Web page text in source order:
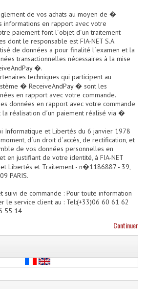
Système De Conférence
Système Visite Guidée
Sonorisation Securité EN-54
Boucle Magnétique
Structures, Pieds, Ponts...
AG29 Structure Contest
DECO22Q Structure Contest
DECOTRI Structure Contest
DUO Structure Contest
Angles Structure Duo290
Structure QUATRO290
de vos achats au moyen de �
informations en rapport avec votre
paiement font l´objet d´un traitement
dont le responsable est FIA-NET S.A.
de données a pour finalité l´examen et la
transactionnelles nécessaires à la mise
�.
techniques qui participent au
� ReceiveAndPay � sont les
en rapport avec votre commande.
données en rapport avec votre commande
la réalisation d´un paiement réalisé via �
Informatique et Libertés du 6 janvier 1978
d´un droit d´accès, de rectification, et
de vos données personnelles en
en justifiant de votre identité, à FIA-NET
Libertés et Traitement - n�1186887 - 39,
PARIS.
suivi de commande : Pour toute information
le service client au : Tel:(+33)06 60 61 62
55 14
Continuer